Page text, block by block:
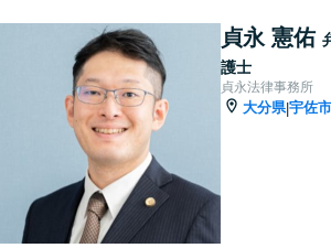
貞永 憲佑
護士
貞永法律事務所
大分県|宇佐市